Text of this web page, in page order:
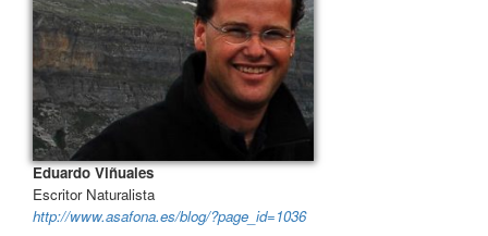
Eduardo Viñuales
Escritor Naturalista
http://www.asafona.es/blog/?page_id=1036